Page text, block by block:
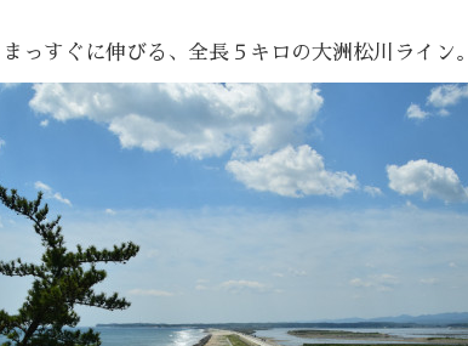
っすぐに伸びる、全長５キロの大洲松川ライン。